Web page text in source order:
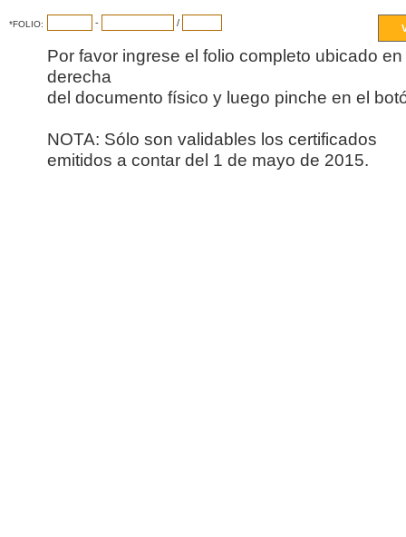
*FOLIO: - /
Por favor ingrese el folio completo ubicado
derecha
del documento físico y luego pinche en el
NOTA: Sólo son validables los certificados
emitidos a contar del 1 de mayo de 2015.